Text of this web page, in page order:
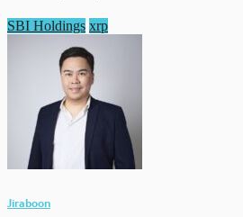
SBI Holdings xrp
Jiraboon